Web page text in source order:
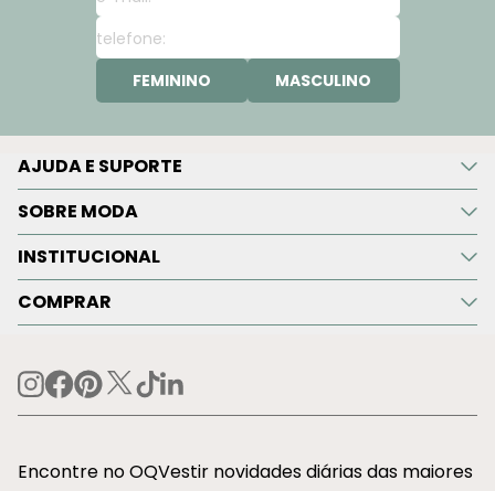
FEMININO MASCULINO
AJUDA E SUPORTE
SOBRE MODA
INSTITUCIONAL
COMPRAR
Encontre no OQVestir novidades diárias das maiores